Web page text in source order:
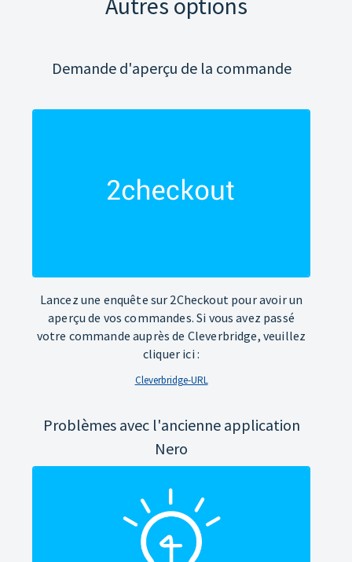
Demande d'aperçu de la commande
Lancez une enquête sur 2Checkout pour avoir un
aperçu de vos commandes. Si vous avez passé
votre commande auprès de Cleverbridge, veuillez
cliquer ici :
Cleverbridge-URL
Problèmes avec l'ancienne application
Nero